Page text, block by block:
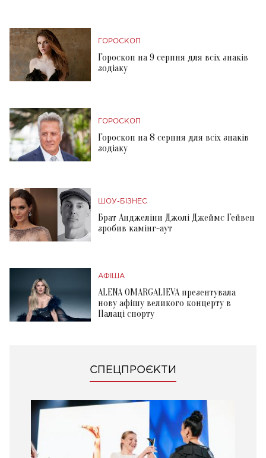
ГОРОСКОП
Гороскоп на 9 серпня для всіх знаків
зодіаку
ГОРОСКОП
Гороскоп на 8 серпня для всіх знаків
зодіаку
ШОУ-БІЗНЕС
Брат Анджеліни Джолі Джеймс Гейвен
зробив камінг-аут
АФІША
ALENA OMARGALIEVA презентувала
нову афішу великого концерту в
Палаці спорту
СПЕЦПРОЄКТИ